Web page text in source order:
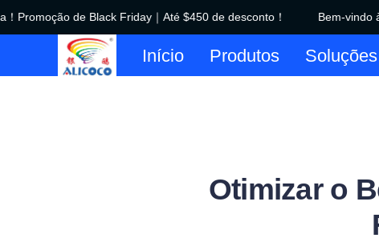
de Black Friday｜Até $450 de desconto！ Bem-vindo à
Início Produtos Soluções
Otimizar o